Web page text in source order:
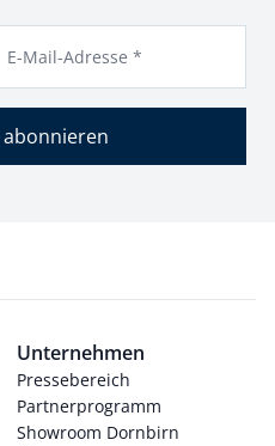
E-Mail-Adresse *
Unternehmen
Pressebereich
Partnerprogramm
Showroom Dornbirn